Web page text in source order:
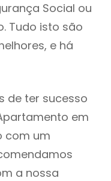
Social ou
Tudo isto são
e há
de ter sucesso
em
com um
a nossa